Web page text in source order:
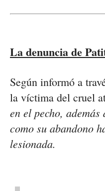
La denuncia de
Según informó a
la víctima del cruel
en el pecho,
como su abandono
lesionada.